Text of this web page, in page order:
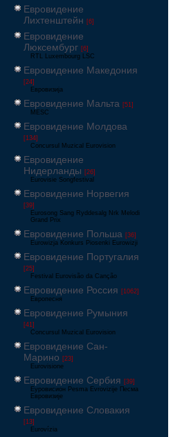
Евровидение
Лихтенштейн [6]
Евровидение
Люксембург [6]
RTL Luxembourg LSC
Евровидение Македония
[24]
Евровизија
Евровидение Мальта [51]
MESC
Евровидение Молдова
[134]
Concursul Muzical Eurovision
Евровидение
Нидерланды [26]
Eurovisie Songfestival
Евровидение Норвегия
[39]
Eurosong Sang Ryddesalg Nrk Melodi
Grand Prix
Евровидение Польша [36]
Eurowizja Konkurs Piosenki Eurowizji
Евровидение Португалия
[25]
Festival Eurovisão da Canção
Евровидение Россия [1062]
Европесня
Евровидение Румыния
[41]
Concursul Muzical Eurovision
Евровидение Сан-
Марино [23]
Eurovisione
Евровидение Сербия [39]
Еуровисион Pesma Evrovizije Песма
Евровизије
Евровидение Словакия
[13]
Eurovízia